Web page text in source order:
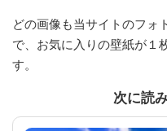
どの画像も当サイトのフォ
で、お気に入りの壁紙が１
す。
次に読